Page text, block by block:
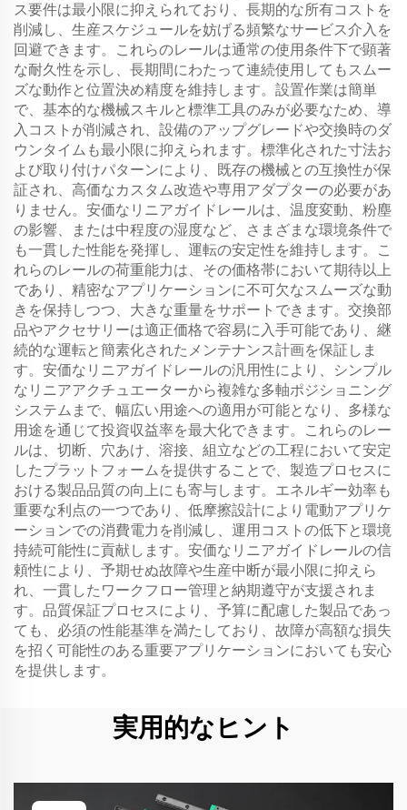
ス要件は最小限に抑えられており、長期的な所有コストを
削減し、生産スケジュールを妨げる頻繁なサービス介入を
回避できます。これらのレールは通常の使用条件下で顕著
な耐久性を示し、長期間にわたって連続使用してもスムー
ズな動作と位置決め精度を維持します。設置作業は簡単
で、基本的な機械スキルと標準工具のみが必要なため、導
入コストが削減され、設備のアップグレードや交換時のダ
ウンタイムも最小限に抑えられます。標準化された寸法お
よび取り付けパターンにより、既存の機械との互換性が保
証され、高価なカスタム改造や専用アダプターの必要があ
りません。安価なリニアガイドレールは、温度変動、粉塵
の影響、または中程度の湿度など、さまざまな環境条件で
も一貫した性能を発揮し、運転の安定性を維持します。こ
れらのレールの荷重能力は、その価格帯において期待以上
であり、精密なアプリケーションに不可欠なスムーズな動
きを保持しつつ、大きな重量をサポートできます。交換部
品やアクセサリーは適正価格で容易に入手可能であり、継
続的な運転と簡素化されたメンテナンス計画を保証しま
す。安価なリニアガイドレールの汎用性により、シンプル
なリニアアクチュエーターから複雑な多軸ポジショニング
システムまで、幅広い用途への適用が可能となり、多様な
用途を通じて投資収益率を最大化できます。これらのレー
ルは、切断、穴あけ、溶接、組立などの工程において安定
したプラットフォームを提供することで、製造プロセスに
おける製品品質の向上にも寄与します。エネルギー効率も
重要な利点の一つであり、低摩擦設計により電動アプリケ
ーションでの消費電力を削減し、運用コストの低下と環境
持続可能性に貢献します。安価なリニアガイドレールの信
頼性により、予期せぬ故障や生産中断が最小限に抑えら
れ、一貫したワークフロー管理と納期遵守が支援されま
す。品質保証プロセスにより、予算に配慮した製品であっ
ても、必須の性能基準を満たしており、故障が高額な損失
を招く可能性のある重要アプリケーションにおいても安心
を提供します。
実用的なヒント